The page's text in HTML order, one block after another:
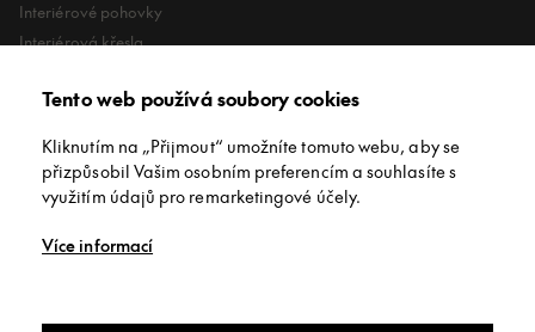
Interiérové pohovky
Interiérová křesla
Lehátka
Exteriérové pufy
O společnosti
Tento web používá soubory cookies
Kliknutím na „Přijmout“ umožníte tomuto webu, aby se
přizpůsobil Vašim osobním preferencím a souhlasíte s
využitím údajů pro remarketingové účely.
Více informací